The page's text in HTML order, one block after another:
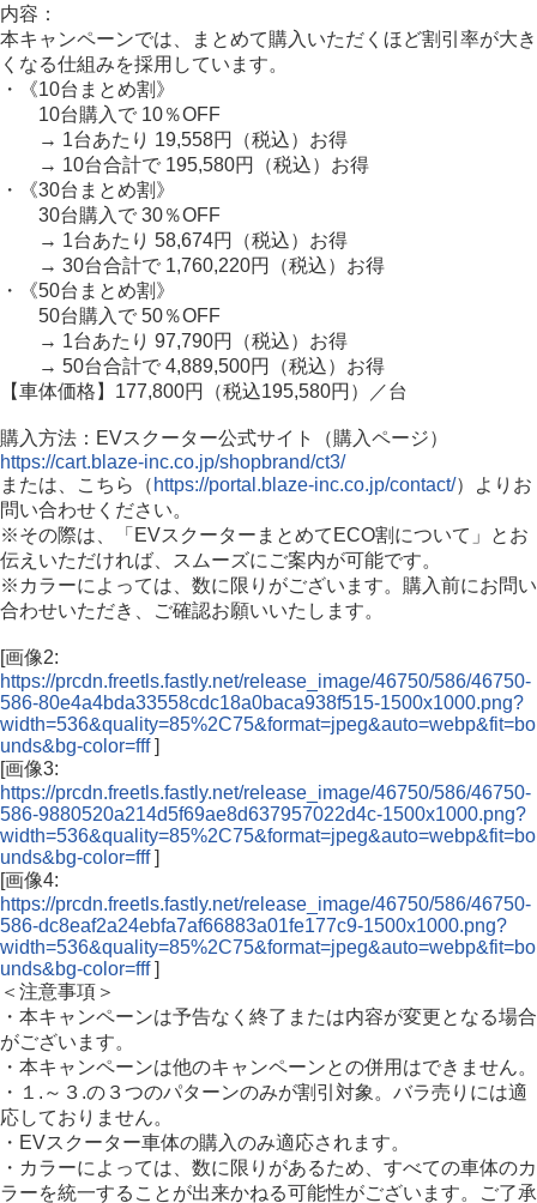
内容：
本キャンペーンでは、まとめて購入いただくほど割引率が大き
くなる仕組みを採用しています。
・《10台まとめ割》
10台購入で 10％OFF
→ 1台あたり 19,558円（税込）お得
→ 10台合計で 195,580円（税込）お得
・《30台まとめ割》
30台購入で 30％OFF
→ 1台あたり 58,674円（税込）お得
→ 30台合計で 1,760,220円（税込）お得
・《50台まとめ割》
50台購入で 50％OFF
→ 1台あたり 97,790円（税込）お得
→ 50台合計で 4,889,500円（税込）お得
【車体価格】177,800円（税込195,580円）／台
購入方法：EVスクーター公式サイト（購入ページ）
https://cart.blaze-inc.co.jp/shopbrand/ct3/
または、こちら（ https://portal.blaze-inc.co.jp/contact/）よりお
問い合わせください。
※その際は、「EVスクーターまとめてECO割について」とお
伝えいただければ、スムーズにご案内が可能です。
※カラーによっては、数に限りがございます。購入前にお問い
合わせいただき、ご確認お願いいたします。
[画像2:
https://prcdn.freetls.fastly.net/release_image/46750/586/46750-
586-80e4a4bda33558cdc18a0baca938f515-1500x1000.png?
width=536&quality=85%2C75&format=jpeg&auto=webp&fit=bo
unds&bg-color=fff]
[画像3:
https://prcdn.freetls.fastly.net/release_image/46750/586/46750-
586-9880520a214d5f69ae8d637957022d4c-1500x1000.png?
width=536&quality=85%2C75&format=jpeg&auto=webp&fit=bo
unds&bg-color=fff]
[画像4:
https://prcdn.freetls.fastly.net/release_image/46750/586/46750-
586-dc8eaf2a24ebfa7af66883a01fe177c9-1500x1000.png?
width=536&quality=85%2C75&format=jpeg&auto=webp&fit=bo
unds&bg-color=fff]
＜注意事項＞
・本キャンペーンは予告なく終了または内容が変更となる場合
がございます。
・本キャンペーンは他のキャンペーンとの併用はできません。
・１.～３.の３つのパターンのみが割引対象。バラ売りには適
応しておりません。
・EVスクーター車体の購入のみ適応されます。
・カラーによっては、数に限りがあるため、すべての車体のカ
ラーを統一することが出来かねる可能性がございます。ご了承